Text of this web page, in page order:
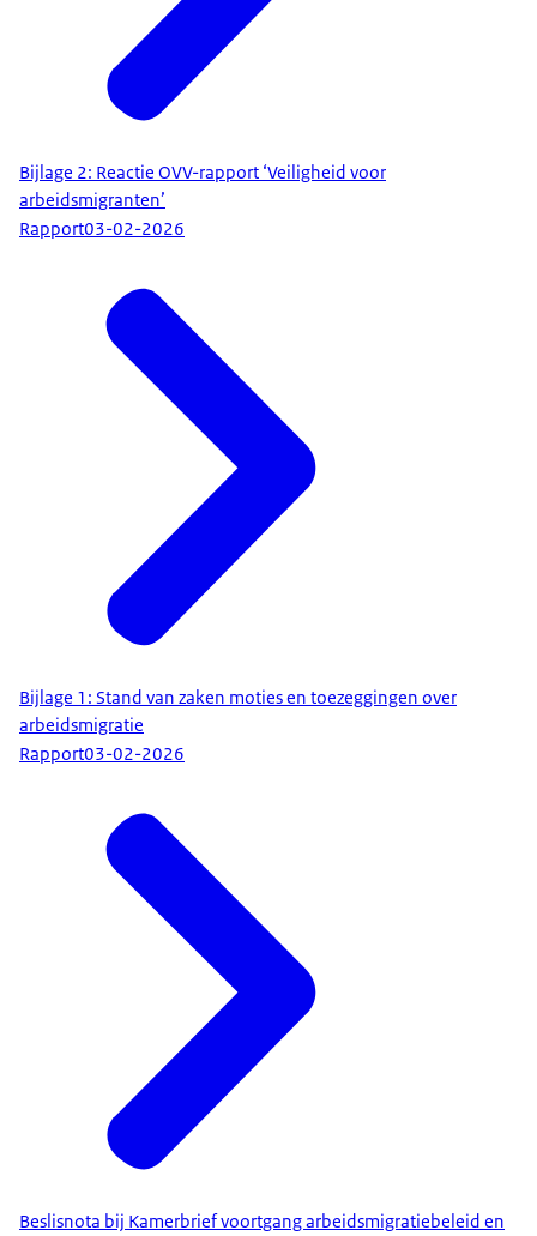
Bijlage 2: Reactie OVV-rapport ‘Veiligheid voor
arbeidsmigranten’
Rapport03-02-2026
Bijlage 1: Stand van zaken moties en toezeggingen over
arbeidsmigratie
Rapport03-02-2026
Beslisnota bij Kamerbrief voortgang arbeidsmigratiebeleid en